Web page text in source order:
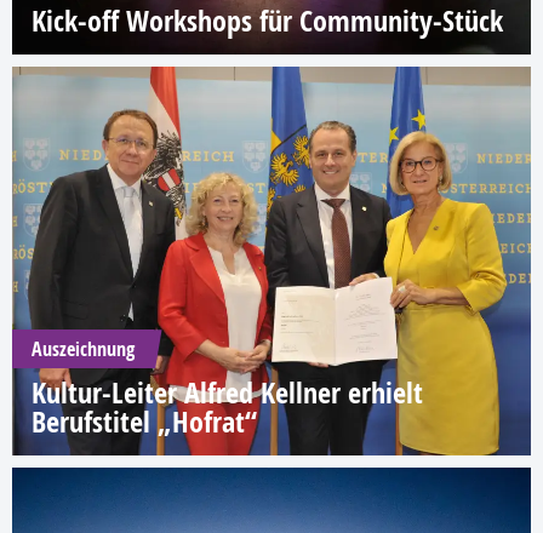
Kick-off Workshops für Community-Stück
Auszeichnung
Kultur-Leiter Alfred Kellner erhielt
Berufstitel „Hofrat“